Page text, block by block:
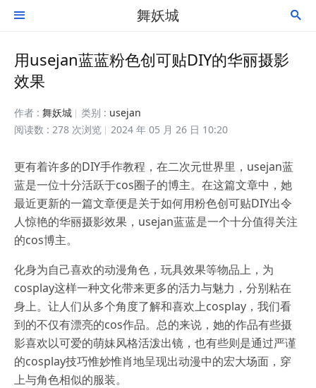
 舞妖城 
用usejan蓝蓝粉色创可贴DIY的华丽摄影
效果
作者 : 舞妖城 类别 : usejan
阅读数 : 278 次浏览
2024 年 05 月 26 日 10:20
更有着许多的DIY手作教程，在二次元世界里，usejan蓝
蓝是一位十分活跃于cos圈子的博主。在这篇文章中，她
最近更新的一篇文章便是关于如何用粉色创可贴DIY出令
人惊艳的华丽摄影效果，usejan蓝蓝是一个十分值得关注
的cos博主。
化身为自己喜欢的动漫角色，玩具效果等物品上，为
cosplay这样一种文化带来更多的活力与魅力，分别粘在
身上。让人们从多个角度了解和喜欢上cosplay，我们看
到的不仅有漂亮的cos作品。总的来说，她的作品有些摄
影喜欢以可爱的萌妹风格活泼出镜，也有些则是通过严谨
的cosplay技巧惟妙惟肖地呈现出动漫中的宏大场面，穿
上与角色相似的服装。